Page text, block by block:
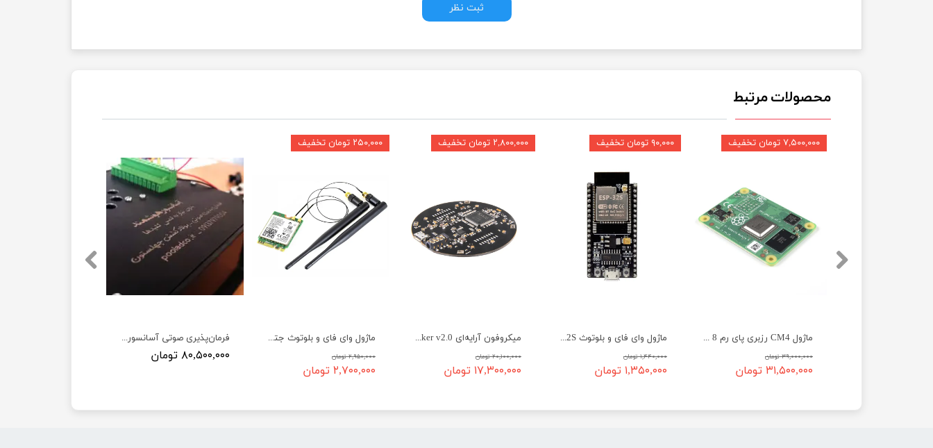
ثبت نظر
محصولات مرتبط
فرمان‌پذیری صوتی آسانسور بدون نیاز به لمس کلیدها جهت پیشگیری از بیماری‌ها و کمک به افراد توانخواه
۸۰,۵۰۰,۰۰۰ تومان
ماژول وای فای و بلوتوث جتسون نانو به همراه آنتن Wireless AC8265 WiFi and Bluetooth
۲,۹۵۰,۰۰۰ تومان
۲,۷۰۰,۰۰۰ تومان
۲۵۰,۰۰۰ تومان تخفیف
میکروفون آرایه‌ای ReSpeaker v2.0
۲۰,۱۰۰,۰۰۰ تومان
۱۷,۳۰۰,۰۰۰ تومان
۲,۸۰۰,۰۰۰ تومان تخفیف
ماژول وای فای و بلوتوث ESP32S (38 پین)
۱,۴۴۰,۰۰۰ تومان
۱,۳۵۰,۰۰۰ تومان
۹۰,۰۰۰ تومان تخفیف
ماژول CM4 رزبری پای رم 8 مدل Raspberry Pi Compute Module CM4108032
۳۹,۰۰۰,۰۰۰ تومان
۳۱,۵۰۰,۰۰۰ تومان
۷,۵۰۰,۰۰۰ تومان تخفیف